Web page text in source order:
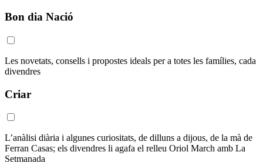
Bon dia Nació
Les novetats, consells i propostes ideals per a totes les famílies, cada
divendres
Criar
L’anàlisi diària i algunes curiositats, de dilluns a dijous, de la mà de
Ferran Casas; els divendres li agafa el relleu Oriol March amb La
Setmanada